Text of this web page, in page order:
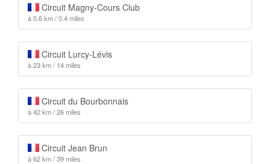
Circuit Magny-Cours Club
à 0.6 km / 0.4 miles
Circuit Lurcy-Lévis
à 23 km / 14 miles
Circuit du Bourbonnais
à 42 km / 26 miles
Circuit Jean Brun
à 62 km / 39 miles